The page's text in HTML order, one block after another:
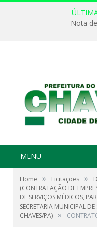
Nota
MENU
Home » Licitações »
(CONTRATAÇÃO DE
DE SERVIÇOS MÉDICOS,
SECRETARIA MUNICIPAL
CHAVES/PA) »